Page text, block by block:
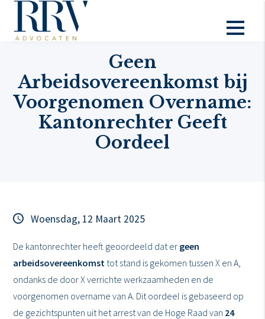
Geen
Arbeidsovereenkomst bij
Voorgenomen Overname:
Kantonrechter Geeft
Oordeel
Woensdag, 12 Maart 2025
De kantonrechter heeft geoordeeld dat er geen
arbeidsovereenkomst tot stand is gekomen tussen X en A,
ondanks de door X verrichte werkzaamheden en de
voorgenomen overname van A. Dit oordeel is gebaseerd op
de gezichtspunten uit het arrest van de Hoge Raad van 24